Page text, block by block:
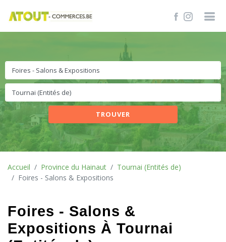
TROUVER
Accueil Province du Hainaut
Tournai (Entités de)
Foires - Salons & Expositions
Foires - Salons &
Expositions À Tournai